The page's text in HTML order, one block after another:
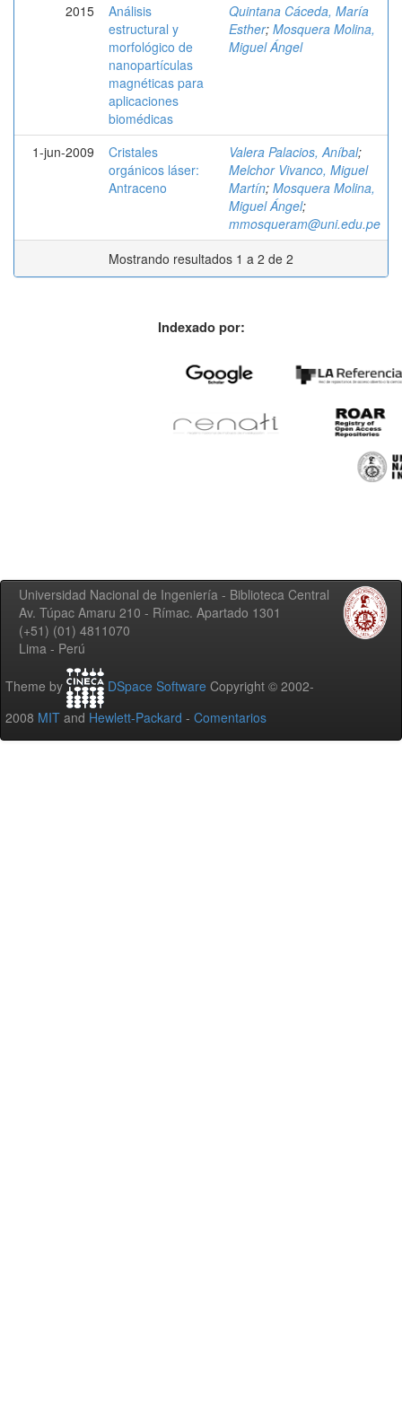
2015
Análisis
estructural y
morfológico de
nanopartículas
magnéticas para
aplicaciones
biomédicas
Quintana Cáceda, María
Esther; Mosquera Molina,
Miguel Ángel
1-jun-2009
Cristales
orgánicos láser:
Antraceno
Valera Palacios, Aníbal;
Melchor Vivanco, Miguel
Martín; Mosquera Molina,
Miguel Ángel;
mmosqueram@uni.edu.pe
Mostrando resultados 1 a 2 de 2
Indexado por:
Universidad Nacional de Ingeniería - Biblioteca Central
Av. Túpac Amaru 210 - Rímac. Apartado 1301
(+51) (01) 4811070
Lima - Perú
Theme by DSpace Software Copyright © 2002-
2008 MIT and Hewlett-Packard - Comentarios